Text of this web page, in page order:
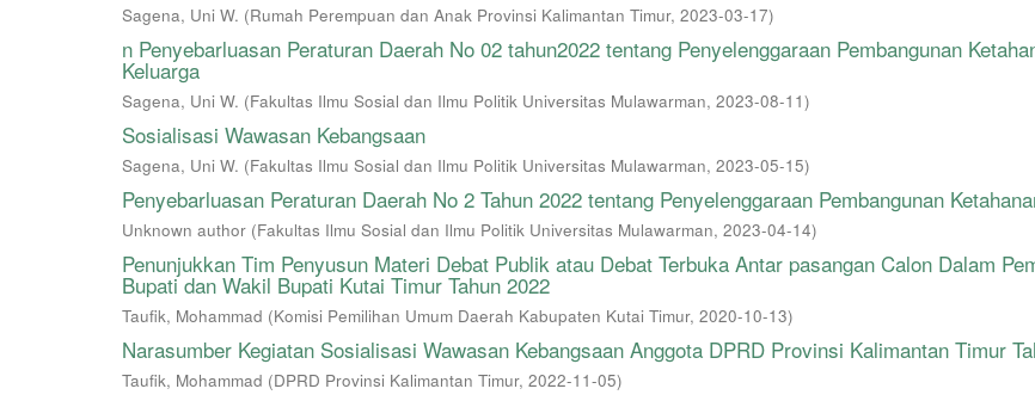
Sagena, Uni W. (Rumah Perempuan dan Anak Provinsi Kalimantan Timur, 2023-03-17)
n Penyebarluasan Peraturan Daerah No 02 tahun2022 tentang Penyelenggaraan Pembangunan
Keluarga
Sagena, Uni W. (Fakultas Ilmu Sosial dan Ilmu Politik Universitas Mulawarman, 2023-08-11)
Sosialisasi Wawasan Kebangsaan
Sagena, Uni W. (Fakultas Ilmu Sosial dan Ilmu Politik Universitas Mulawarman, 2023-05-15)
Penyebarluasan Peraturan Daerah No 2 Tahun 2022 tentang Penyelenggaraan Pembangunan
Unknown author (Fakultas Ilmu Sosial dan Ilmu Politik Universitas Mulawarman, 2023-04-14)
Penunjukkan Tim Penyusun Materi Debat Publik atau Debat Terbuka Antar pasangan Calon Dalam
Bupati dan Wakil Bupati Kutai Timur Tahun 2022
Taufik, Mohammad (Komisi Pemilihan Umum Daerah Kabupaten Kutai Timur, 2020-10-13)
Narasumber Kegiatan Sosialisasi Wawasan Kebangsaan Anggota DPRD Provinsi Kalimantan Timur
Taufik, Mohammad (DPRD Provinsi Kalimantan Timur, 2022-11-05)